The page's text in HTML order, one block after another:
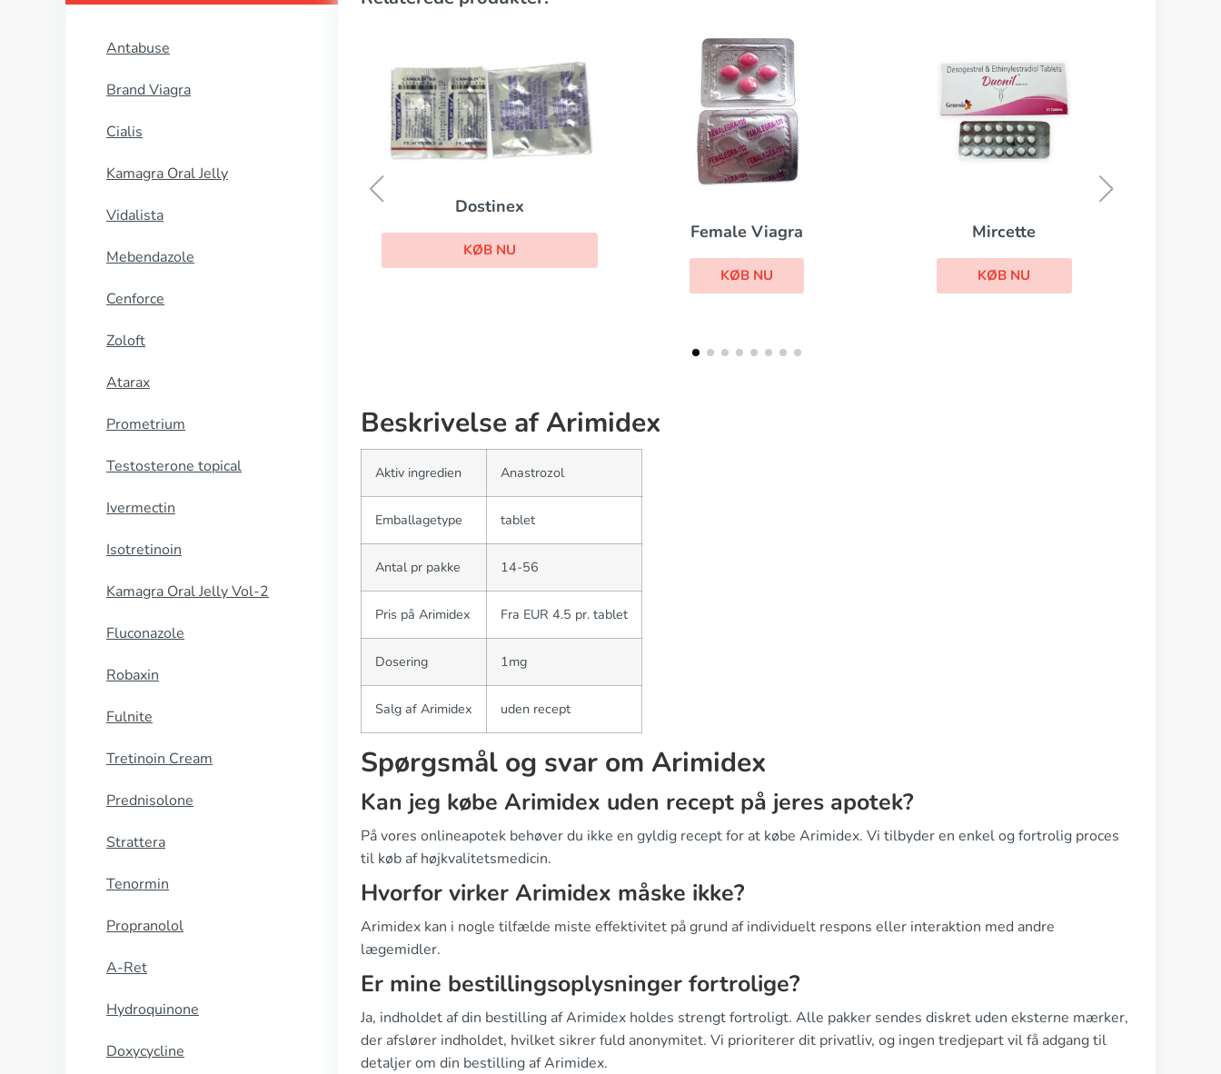
Antabuse
Brand Viagra
Cialis
Kamagra Oral Jelly
Vidalista
Mebendazole
Cenforce
Zoloft
Atarax
Prometrium
Testosterone topical
Ivermectin
Isotretinoin
Kamagra Oral Jelly Vol-2
Fluconazole
Robaxin
Fulnite
Tretinoin Cream
Prednisolone
Strattera
Tenormin
Propranolol
A-Ret
Hydroquinone
Doxycycline
Female Viagra Mircette
KØB NU
Nolvadex
Beskrivelse af Arimidex
Aktiv ingredien Anastrozol
Emballagetype tablet
Antal pr pakke 14-56
Pris på Arimidex Fra EUR 4.5 pr. tablet
Dosering 1mg
Salg af Arimidex uden recept
Spørgsmål og svar om Arimidex
Kan jeg købe Arimidex uden recept på jeres apotek?
På vores onlineapotek behøver du ikke en gyldig recept for at købe Arimidex. Vi tilbyder en enkel og fortrolig proces
til køb af højkvalitetsmedicin.
Hvorfor virker Arimidex måske ikke?
Arimidex kan i nogle tilfælde miste effektivitet på grund af individuelt respons eller interaktion med andre
lægemidler.
Er mine bestillingsoplysninger fortrolige?
Ja, indholdet af din bestilling af Arimidex holdes strengt fortroligt. Alle pakker sendes diskret uden eksterne mærker,
der afslører indholdet, hvilket sikrer fuld anonymitet. Vi prioriterer dit privatliv, og ingen tredjepart vil få adgang til
detaljer om din bestilling af Arimidex.